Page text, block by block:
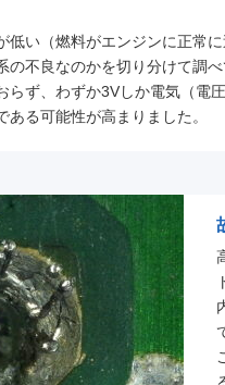
低い（燃料がエンジンに正常
の不良なのかを切り分けて調
らず、わずか3Vしか電気（電
る可能性が高まりました。